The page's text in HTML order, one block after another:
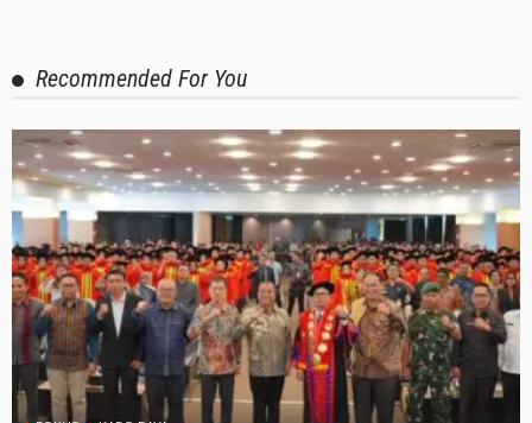
Recommended For You